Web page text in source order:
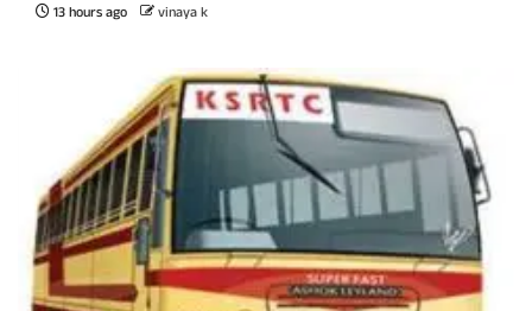
13 hours ago vinaya k